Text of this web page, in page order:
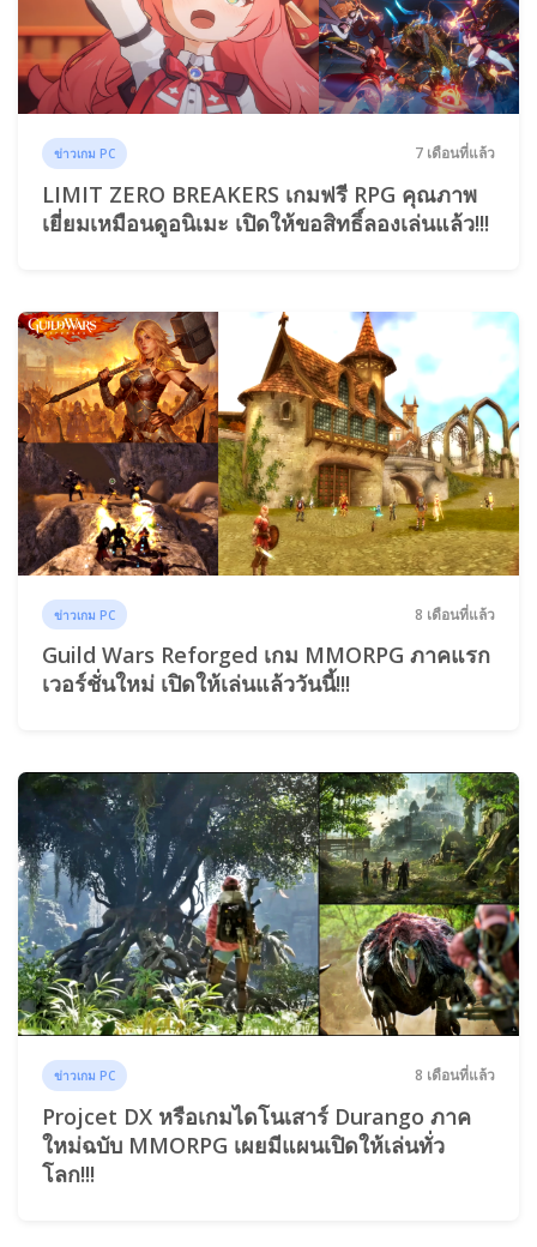
ข่าวเกม PC 7 เดือนที่แล้ว
LIMIT ZERO BREAKERS เกมฟรี RPG คุณภาพ
เยี่ยมเหมือนดูอนิเมะ เปิดให้ขอสิทธิ์ลองเล่นแล้ว!!!
ข่าวเกม PC 8 เดือนที่แล้ว
Guild Wars Reforged เกม MMORPG ภาคแรก
เวอร์ชั่นใหม่ เปิดให้เล่นแล้ววันนี้!!!
ข่าวเกม PC 8 เดือนที่แล้ว
Projcet DX หรือเกมไดโนเสาร์ Durango ภาค
ใหม่ฉบับ MMORPG เผยมีแผนเปิดให้เล่นทั่ว
โลก!!!